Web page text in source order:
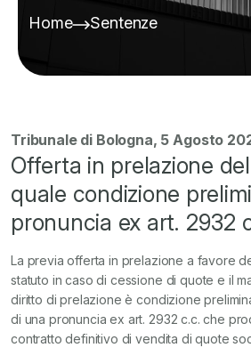
Home Sentenze
Tribunale di Bologna, 5 Agosto
Offerta in prelazione
quale condizione
pronuncia ex art. 2932
La previa offerta in prelazione a favore
statuto in caso di cessione di quote e il
diritto di prelazione è condizione
di una pronuncia ex art. 2932 c.c. che
contratto definitivo di vendita di quote